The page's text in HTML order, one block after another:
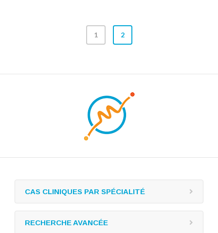
1 2
CAS CLINIQUES PAR SPÉCIALITÉ
RECHERCHE AVANCÉE